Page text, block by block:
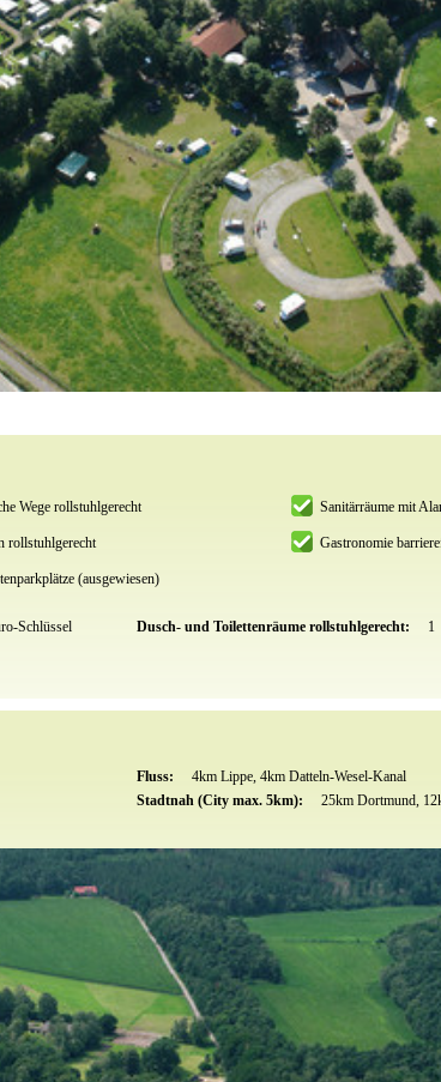
Wege rollstuhlgerecht Sanitärräume mit
rollstuhlgerecht Gastronomie
(ausgewiesen)
Schlüssel Dusch- und Toilettenräume rollstuhlgerecht: 1
Fluss:
4km Lippe, 4km Datteln-Wesel-Kanal
Stadtnah (City max. 5km):
25km Dortmund,